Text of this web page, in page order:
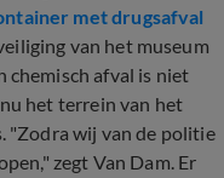
met drugsafval
van het museum
chemisch afval is niet
het terrein van het
"Zodra wij van de politie
zegt Van Dam. Er